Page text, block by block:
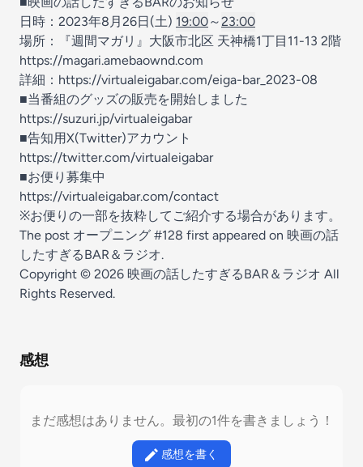
日時：2023年8月26日(土) 19:00～23:00
場所：『週間マガリ』大阪市北区 天神橋1丁目11-13 2階
https://magari.amebaownd.com
詳細： https://virtualeigabar.com/eiga-bar_2023-08
■当番組のグッズの販売を開始しました
https://suzuri.jp/virtualeigabar
■告知用X(Twitter)アカウント
https://twitter.com/virtualeigabar
■お便り募集中
https://virtualeigabar.com/contact
※お便りの一部を抜粋してご紹介する場合があります。
The post オープニング #128 first appeared on 映画の話
したすぎるBAR＆ラジオ.
Copyright © 2026 映画の話したすぎるBAR＆ラジオ All
Rights Reserved.
感想
まだ感想はありません。最初の1件を書きましょう！
感想を書く